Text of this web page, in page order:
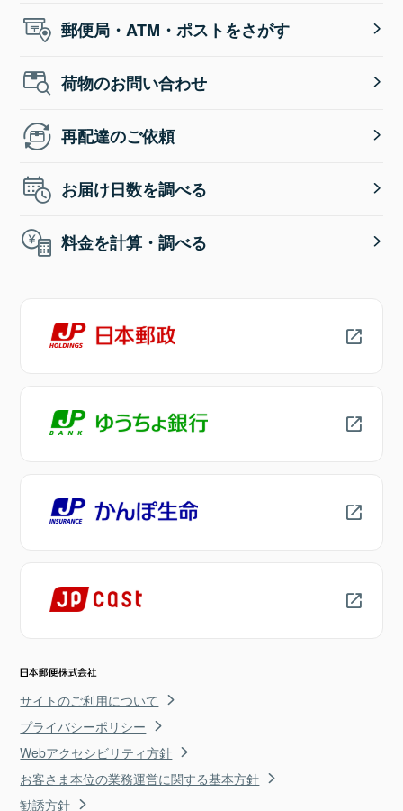
郵便局・ATM・ポストをさがす
荷物のお問い合わせ
再配達のご依頼
お届け日数を調べる
料金を計算・調べる
サイトのご利用について
プライバシーポリシー
Webアクセシビリティ方針
お客さま本位の業務運営に関する基本方針
勧誘方針